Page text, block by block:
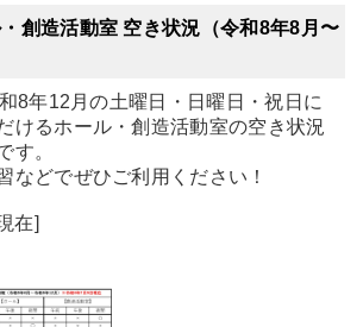
・創造活動室 空き状況（令和8年8月〜
8年12月の土曜日・日曜日・祝日に
けるホール・創造活動室の空き状況
す。
などでぜひご利用ください！
在]